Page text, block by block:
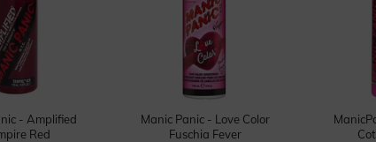
- Amplified
Red
Manic Panic - Love Color
Fuschia Fever